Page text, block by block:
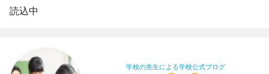
読込中
学校の先生による学校公式ブログ